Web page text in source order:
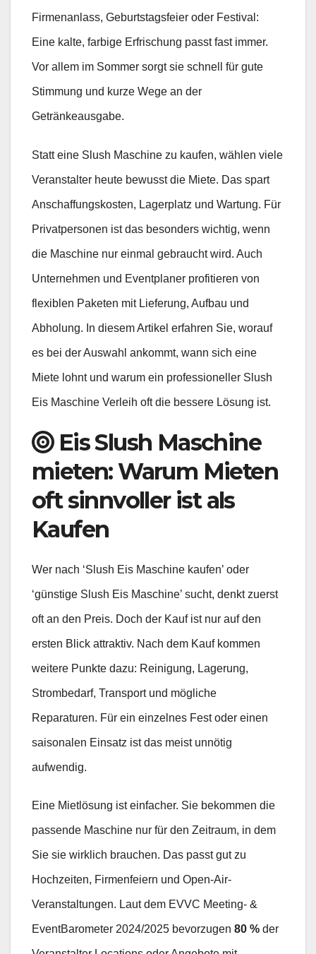
Firmenanlass, Geburtstagsfeier oder Festival:
Eine kalte, farbige Erfrischung passt fast immer.
Vor allem im Sommer sorgt sie schnell für gute
Stimmung und kurze Wege an der
Getränkeausgabe.
Statt eine Slush Maschine zu kaufen, wählen viele
Veranstalter heute bewusst die Miete. Das spart
Anschaffungskosten, Lagerplatz und Wartung. Für
Privatpersonen ist das besonders wichtig, wenn
die Maschine nur einmal gebraucht wird. Auch
Unternehmen und Eventplaner profitieren von
flexiblen Paketen mit Lieferung, Aufbau und
Abholung. In diesem Artikel erfahren Sie, worauf
es bei der Auswahl ankommt, wann sich eine
Miete lohnt und warum ein professioneller Slush
Eis Maschine Verleih oft die bessere Lösung ist.
Eis Slush Maschine
mieten: Warum Mieten
oft sinnvoller ist als
Kaufen
Wer nach ‘Slush Eis Maschine kaufen’ oder
‘günstige Slush Eis Maschine’ sucht, denkt zuerst
oft an den Preis. Doch der Kauf ist nur auf den
ersten Blick attraktiv. Nach dem Kauf kommen
weitere Punkte dazu: Reinigung, Lagerung,
Strombedarf, Transport und mögliche
Reparaturen. Für ein einzelnes Fest oder einen
saisonalen Einsatz ist das meist unnötig
aufwendig.
Eine Mietlösung ist einfacher. Sie bekommen die
passende Maschine nur für den Zeitraum, in dem
Sie sie wirklich brauchen. Das passt gut zu
Hochzeiten, Firmenfeiern und Open-Air-
Veranstaltungen. Laut dem EVVC Meeting- &
EventBarometer 2024/2025 bevorzugen 80 % der